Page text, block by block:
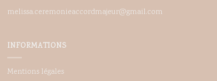
melissa.ceremonieaccordmajeur@gmail.com
INFORMATIONS
Mentions légales